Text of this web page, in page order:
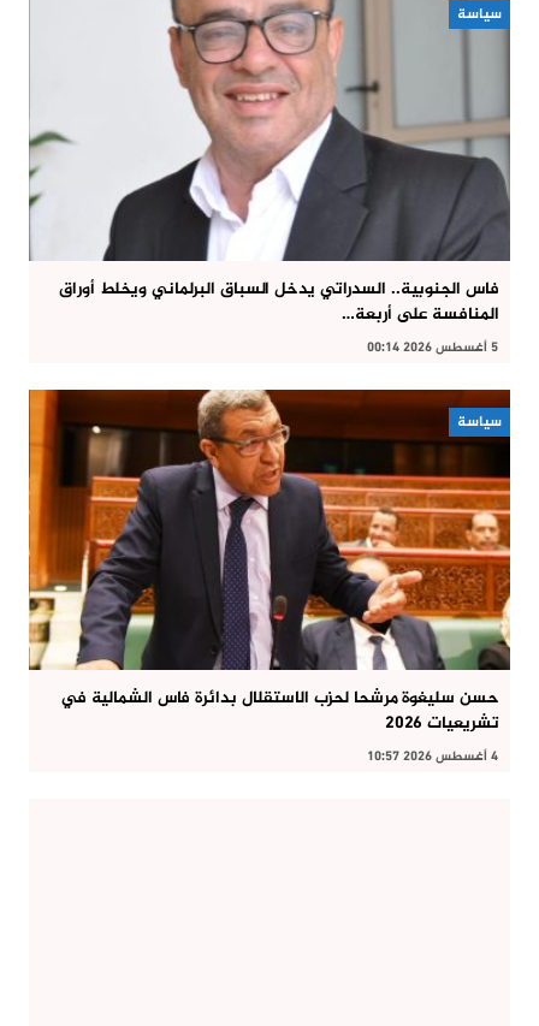
سياسة
فاس الجنوبية.. السدراتي يدخل السباق البرلماني ويخلط أوراق
المنافسة على أربعة…
5 أغسطس 2026 00:14
سياسة
حسن سليغوة مرشحا لحزب الاستقلال بدائرة فاس الشمالية في
تشريعيات 2026
4 أغسطس 2026 10:57